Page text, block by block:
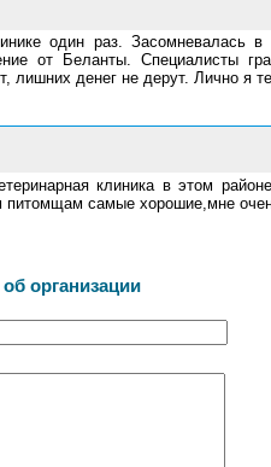
один раз. Засомневалась в
от Беланты. Специалисты
лишних денег не дерут. Лично я
клиника в этом
самые хорошие,мне
организации